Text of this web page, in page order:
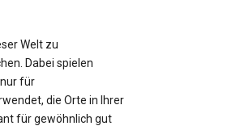
Welt zu
Dabei spielen
für
die Orte in Ihrer
für gewöhnlich gut